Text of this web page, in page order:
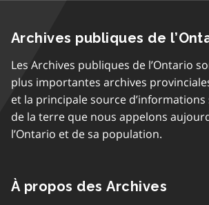
Archives publiques de
Les Archives publiques de l’Ontario
plus importantes archives
et la principale source d’informations
de la terre que nous appelons
l’Ontario et de sa population.
À propos des Archives